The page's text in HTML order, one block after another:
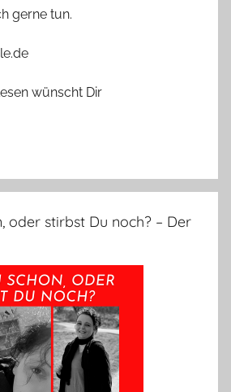
gerne tun.
wünscht Dir
oder stirbst Du noch? – Der